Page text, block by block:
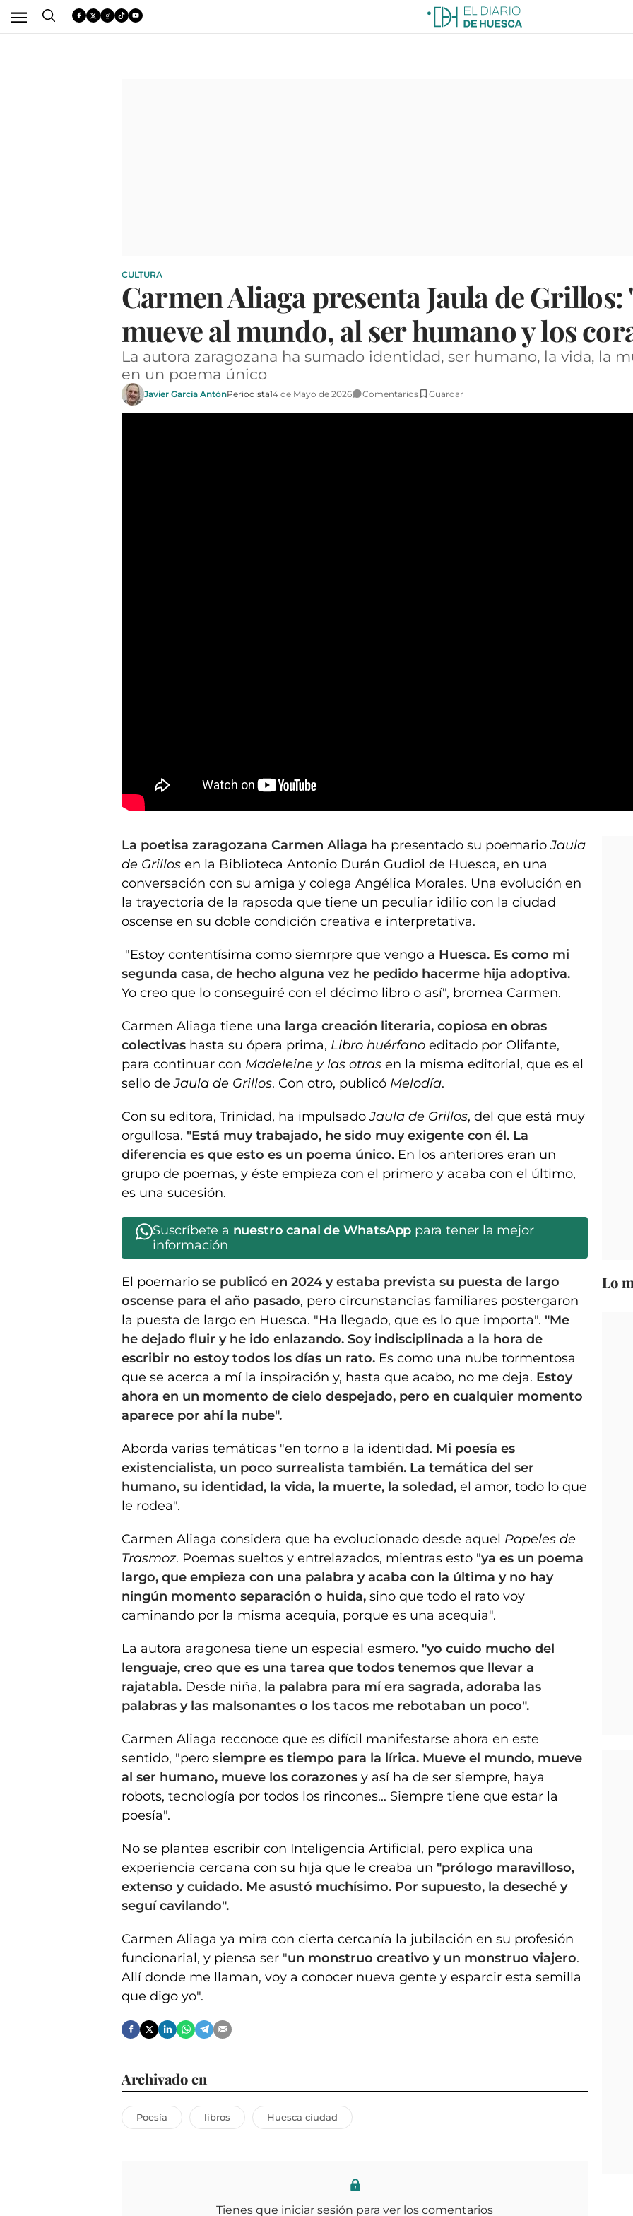
CULTURA
Carmen Aliaga presenta Jaula de Grillos:
mueve al mundo, al ser humano y los
La autora zaragozana ha sumado identidad, ser humano, la vida, la
en un poema único
Javier García AntónPeriodista14 de Mayo de 2026 Comentarios Guardar
La poetisa zaragozana Carmen Aliaga ha presentado su poemarioJaula
de Grillos en la Biblioteca Antonio Durán Gudiol de Huesca, en una
conversación con su amiga y colega Angélica Morales. Una evolución en
la trayectoria de la rapsoda que tiene un peculiar idilio con la ciudad
oscense en su doble condición creativa e interpretativa.
"Estoy contentísima como siemrpre que vengo a Huesca. Es como mi
segunda casa, de hecho alguna vez he pedido hacerme hija adoptiva.
Yo creo que lo conseguiré con el décimo libro o así", bromea Carmen.
Carmen Aliaga tiene una larga creación literaria, copiosa en obras
colectivas hasta su ópera prima, Libro huérfano editado por Olifante,
para continuar con Madeleine y las otras en la misma editorial, que es el
sello deJaula de Grillos. Con otro, publicó Melodía.
Con su editora, Trinidad, ha impulsadoJaula de Grillos, del que está muy
orgullosa. "Está muy trabajado, he sido muy exigente con él. La
diferencia es que esto es un poema único. En los anteriores eran un
grupo de poemas, y éste empieza con el primero y acaba con el último,
es una sucesión.
Suscríbete a nuestro canal de WhatsApp para tener la mejor
información
El poemario se publicó en 2024 y estaba prevista su puesta de largo
oscense para el año pasado, pero circunstancias familiares postergaron
la puesta de largo en Huesca. "Ha llegado, que es lo que importa". "Me
he dejado fluir y he ido enlazando. Soy indisciplinada a la hora de
escribir no estoy todos los días un rato. Es como una nube tormentosa
que se acerca a mí la inspiración y, hasta que acabo, no me deja. Estoy
ahora en un momento de cielo despejado, pero en cualquier momento
aparece por ahí la nube".
Aborda varias temáticas "en torno a la identidad. Mi poesía es
existencialista, un poco surrealista también. La temática del ser
humano, su identidad, la vida, la muerte, la soledad, el amor, todo lo que
le rodea".
Carmen Aliaga considera que ha evolucionado desde aquel Papeles de
Trasmoz. Poemas sueltos y entrelazados, mientras esto "ya es un poema
largo, que empieza con una palabra y acaba con la última y no hay
ningún momento separación o huida, sino que todo el rato voy
caminando por la misma acequia, porque es una acequia".
La autora aragonesa tiene un especial esmero. "yo cuido mucho del
lenguaje, creo que es una tarea que todos tenemos que llevar a
rajatabla. Desde niña, la palabra para mí era sagrada, adoraba las
palabras y las malsonantes o los tacos me rebotaban un poco".
Carmen Aliaga reconoce que es difícil manifestarse ahora en este
sentido, "pero siempre es tiempo para la lírica. Mueve el mundo, mueve
al ser humano, mueve los corazones y así ha de ser siempre, haya
robots, tecnología por todos los rincones... Siempre tiene que estar la
poesía".
No se plantea escribir con Inteligencia Artificial, pero explica una
experiencia cercana con su hija que le creaba un "prólogo maravilloso,
extenso y cuidado. Me asustó muchísimo. Por supuesto, la deseché y
seguí cavilando".
Carmen Aliaga ya mira con cierta cercanía la jubilación en su profesión
funcionarial, y piensa ser "un monstruo creativo y un monstruo viajero.
Allí donde me llaman, voy a conocer nueva gente y esparcir esta semilla
que digo yo".
Archivado en
Poesía libros Huesca ciudad
Tienes que iniciar sesión para ver los comentarios
Lo